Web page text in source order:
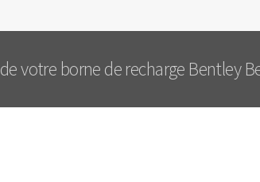
votre borne de recharge Bentley